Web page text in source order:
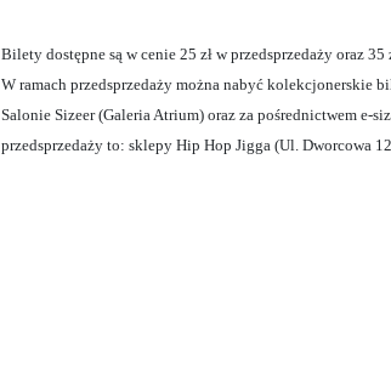
Bilety dostępne są w cenie 25 zł w przedsprzedaży oraz
W ramach przedsprzedaży można nabyć kolekcjonerskie
Salonie Sizeer (Galeria Atrium) oraz za pośrednictwem e-
przedsprzedaży to: sklepy Hip Hop Jigga (Ul. Dworcowa